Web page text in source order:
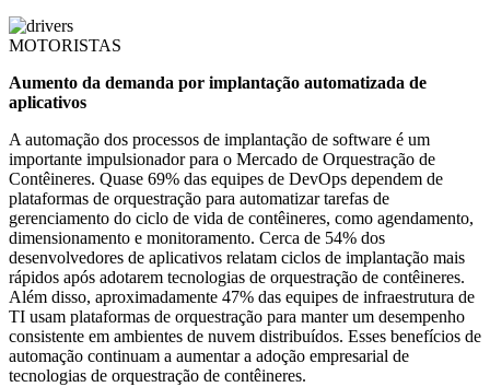
MOTORISTAS
Aumento da demanda por implantação automatizada de
aplicativos
A automação dos processos de implantação de software é um
importante impulsionador para o Mercado de Orquestração de
Contêineres. Quase 69% das equipes de DevOps dependem de
plataformas de orquestração para automatizar tarefas de
gerenciamento do ciclo de vida de contêineres, como agendamento,
dimensionamento e monitoramento. Cerca de 54% dos
desenvolvedores de aplicativos relatam ciclos de implantação mais
rápidos após adotarem tecnologias de orquestração de contêineres.
Além disso, aproximadamente 47% das equipes de infraestrutura de
TI usam plataformas de orquestração para manter um desempenho
consistente em ambientes de nuvem distribuídos. Esses benefícios de
automação continuam a aumentar a adoção empresarial de
tecnologias de orquestração de contêineres.